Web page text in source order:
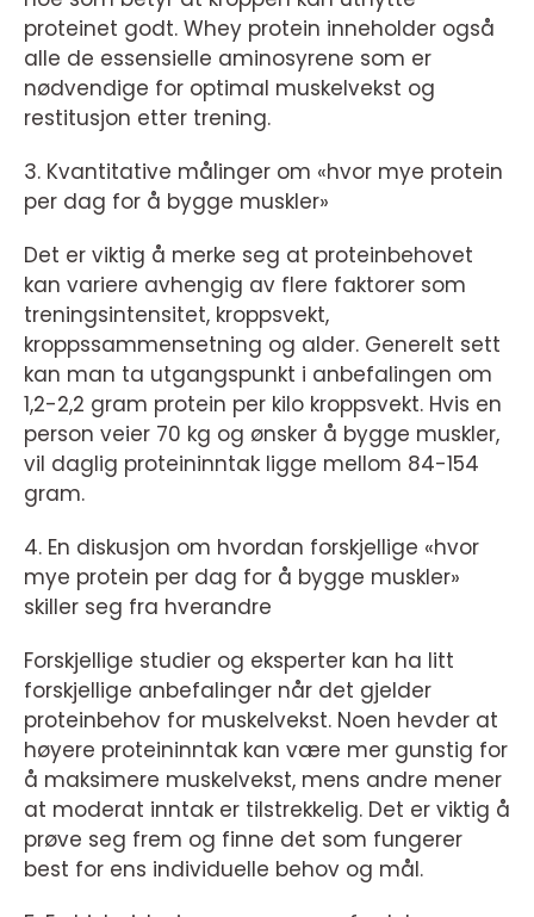
proteinet godt. Whey protein inneholder også
alle de essensielle aminosyrene som er
nødvendige for optimal muskelvekst og
restitusjon etter trening.
3. Kvantitative målinger om «hvor mye protein
per dag for å bygge muskler»
Det er viktig å merke seg at proteinbehovet
kan variere avhengig av flere faktorer som
treningsintensitet, kroppsvekt,
kroppssammensetning og alder. Generelt sett
kan man ta utgangspunkt i anbefalingen om
1,2-2,2 gram protein per kilo kroppsvekt. Hvis en
person veier 70 kg og ønsker å bygge muskler,
vil daglig proteininntak ligge mellom 84-154
gram.
4. En diskusjon om hvordan forskjellige «hvor
mye protein per dag for å bygge muskler»
skiller seg fra hverandre
Forskjellige studier og eksperter kan ha litt
forskjellige anbefalinger når det gjelder
proteinbehov for muskelvekst. Noen hevder at
høyere proteininntak kan være mer gunstig for
å maksimere muskelvekst, mens andre mener
at moderat inntak er tilstrekkelig. Det er viktig å
prøve seg frem og finne det som fungerer
best for ens individuelle behov og mål.